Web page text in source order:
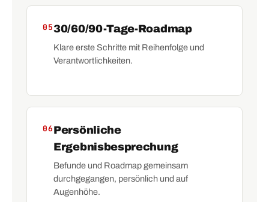
0530/60/90-Tage-Roadmap
Klare erste Schritte mit Reihenfolge und
Verantwortlichkeiten.
06Persönliche
Ergebnisbesprechung
Befunde und Roadmap gemeinsam
durchgegangen, persönlich und auf
Augenhöhe.